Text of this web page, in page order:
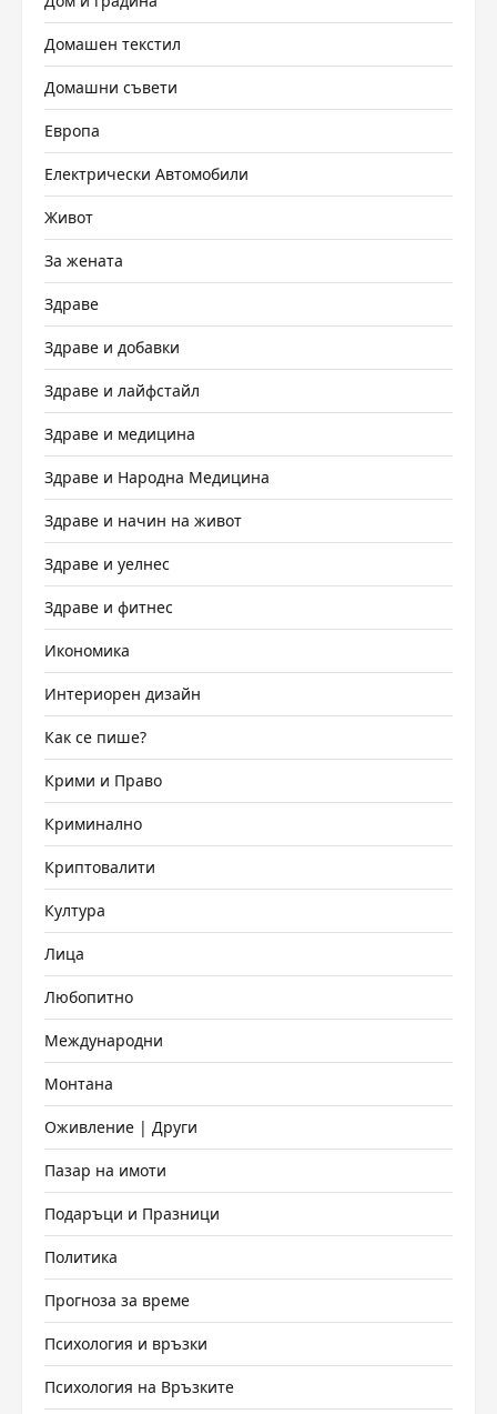
Домашен текстил
Домашни съвети
Европа
Електрически Автомобили
Живот
За жената
Здраве
Здраве и добавки
Здраве и лайфстайл
Здраве и медицина
Здраве и Народна Медицина
Здраве и начин на живот
Здраве и уелнес
Здраве и фитнес
Икономика
Интериорен дизайн
Как се пише?
Крими и Право
Криминално
Криптовалити
Култура
Лица
Любопитно
Международни
Монтана
Оживление | Други
Пазар на имоти
Подаръци и Празници
Политика
Прогноза за време
Психология и връзки
Психология на Връзките